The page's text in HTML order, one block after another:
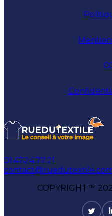
01.47.24.77.21
COPYRIGHT™